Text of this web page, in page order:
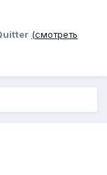
(смотреть